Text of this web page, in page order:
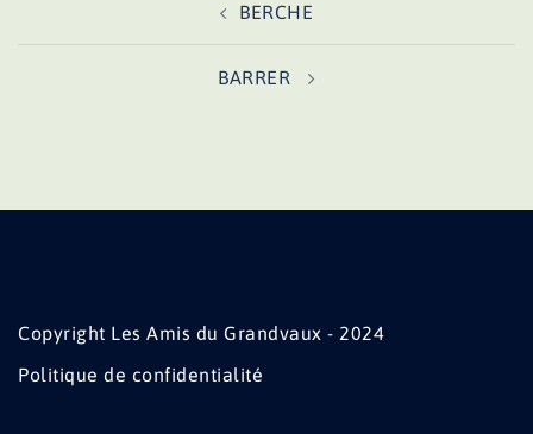
BERCHE
BARRER
Copyright Les Amis du Grandvaux - 2024
Politique de confidentialité